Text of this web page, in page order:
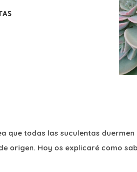
que todas las suculentas
origen. Hoy os explicaré como